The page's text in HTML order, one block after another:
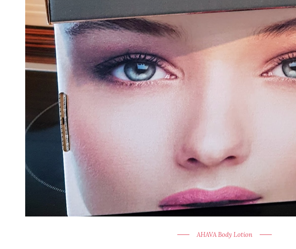
AHAVA Body Lotion